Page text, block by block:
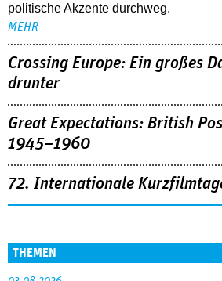
politische Akzente durchweg.
MEHR
Crossing Europe: Ein großes
drunter
Great Expectations: British
1945–1960
72. Internationale
THEMEN